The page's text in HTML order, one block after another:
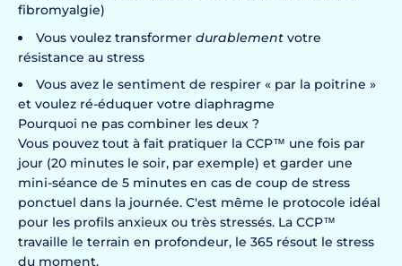
fibromyalgie)
Vous voulez transformer durablement votre
résistance au stress
Vous avez le sentiment de respirer « par la poitrine »
et voulez ré-éduquer votre diaphragme
Pourquoi ne pas combiner les deux ?
Vous pouvez tout à fait pratiquer la CCP™ une fois par
jour (20 minutes le soir, par exemple) et garder une
mini-séance de 5 minutes en cas de coup de stress
ponctuel dans la journée. C'est même le protocole idéal
pour les profils anxieux ou très stressés. La CCP™
travaille le terrain en profondeur, le 365 résout le stress
du moment.